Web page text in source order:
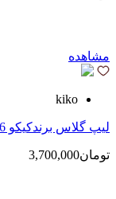
مشاهده
kiko
لیپ گلاس‌ برندکیکو 06 |kikoMilano3D Hydra Lipgloss 06
تومان3,700,000